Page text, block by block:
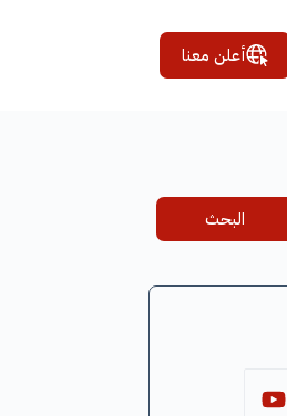
أعلن معنا
البحث